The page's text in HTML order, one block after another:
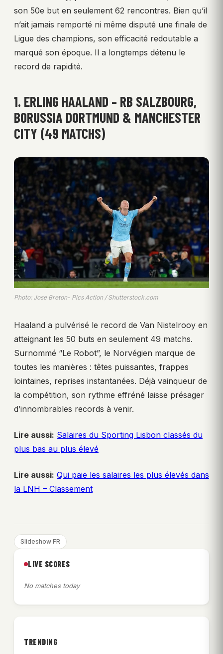
son 50e but en seulement 62 rencontres. Bien qu’il
n’ait jamais remporté ni même disputé une finale de
Ligue des champions, son efficacité redoutable a
marqué son époque. Il a longtemps détenu le
record de rapidité.
1. ERLING HAALAND – RB SALZBOURG,
BORUSSIA DORTMUND & MANCHESTER
CITY (49 MATCHS)
Photo: Jose Breton- Pics Action / Shutterstock.com
Haaland a pulvérisé le record de Van Nistelrooy en
atteignant les 50 buts en seulement 49 matchs.
Surnommé “Le Robot”, le Norvégien marque de
toutes les manières : têtes puissantes, frappes
lointaines, reprises instantanées. Déjà vainqueur de
la compétition, son rythme effréné laisse présager
d’innombrables records à venir.
Lire aussi: Salaires du Sporting Lisbon classés du
plus bas au plus élevé
Lire aussi: Qui paie les salaires les plus élevés dans
la LNH – Classement
Slideshow FR
LIVE SCORES
No matches today
TRENDING